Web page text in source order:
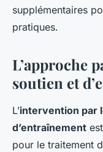
supplémentaires
pratiques.
L’approche
soutien et
L’intervention par
d’entraînement
pour le traitement